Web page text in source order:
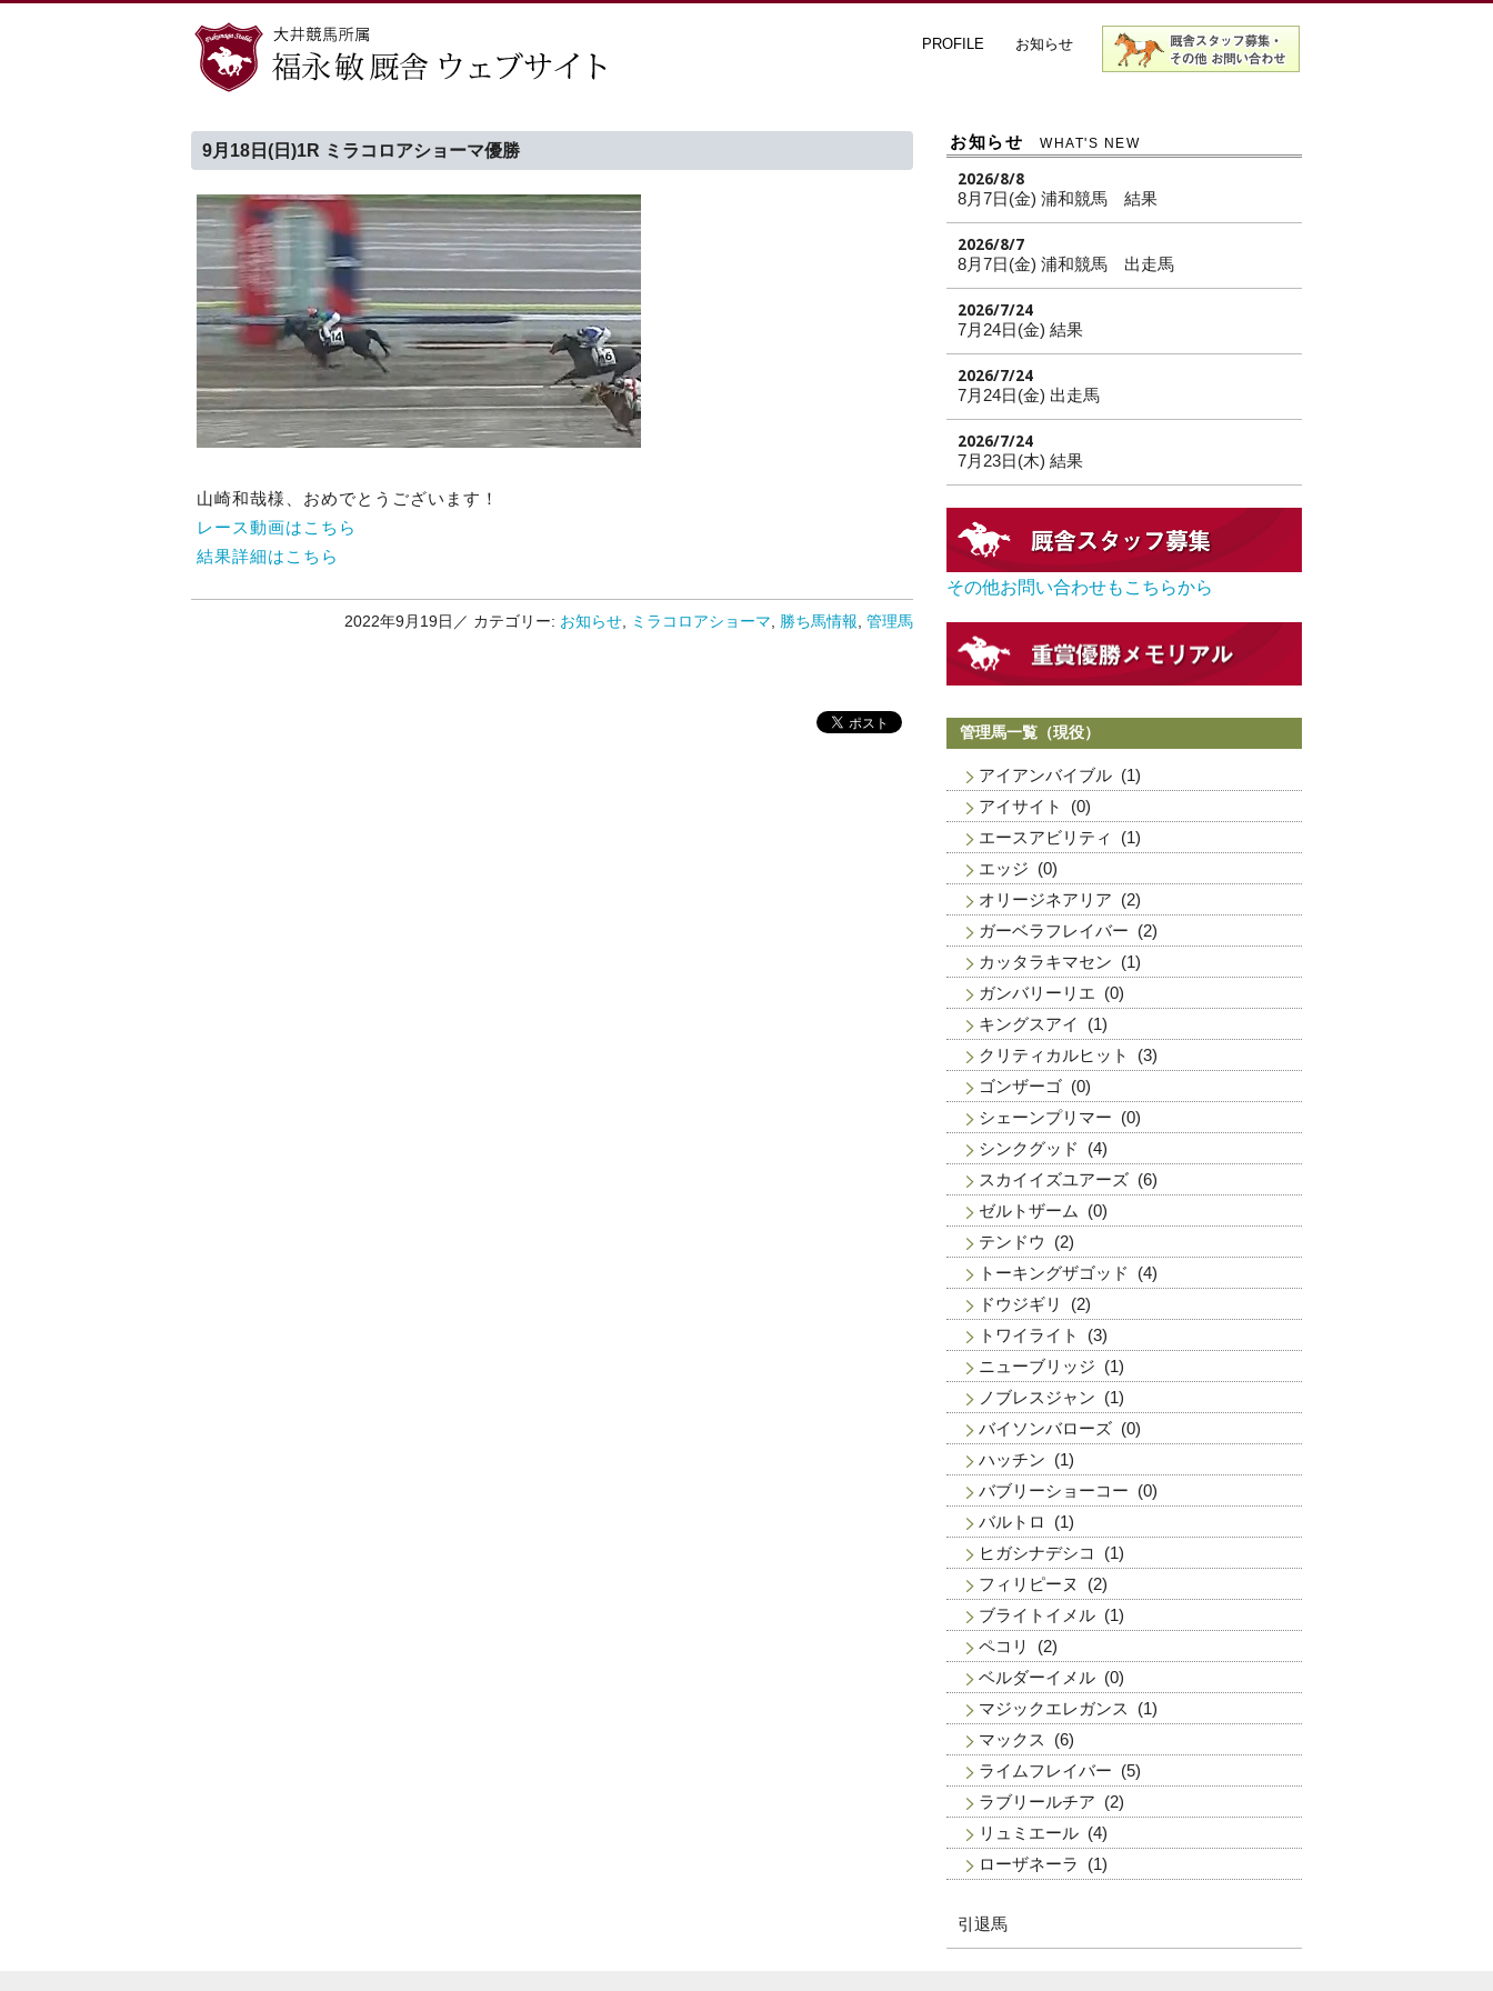
PROFILE お知らせ
9月18日(日)1R ミラコロアショーマ優勝
山崎和哉様、おめでとうございます！
レース動画はこちら
結果詳細はこちら
2022年9月19日／ カテゴリー: お知らせ, ミラコロアショーマ, 勝ち馬情報, 管理馬
お知らせ WHAT'S NEW
2026/8/8
8月7日(金) 浦和競馬 結果
2026/8/7
8月7日(金) 浦和競馬 出走馬
2026/7/24
7月24日(金) 結果
2026/7/24
7月24日(金) 出走馬
2026/7/24
7月23日(木) 結果
その他お問い合わせもこちらから
管理馬一覧（現役）
アイアンバイブル (1)
アイサイト
(0)
エースアビリティ
(1)
エッジ (0)
オリージネアリア (2)
ガーベラフレイバー (2)
カッタラキマセン (1)
ガンバリーリエ (0)
キングスアイ
(1)
クリティカルヒット
(3)
ゴンザーゴ (0)
シェーンプリマー (0)
シンクグッド
(4)
スカイイズユアーズ (6)
ゼルトザーム
(0)
テンドウ
(2)
トーキングザゴッド
(4)
ドウジギリ
(2)
トワイライト
(3)
ニューブリッジ (1)
ノブレスジャン (1)
バイソンバローズ (0)
ハッチン (1)
バブリーショーコー (0)
バルトロ
(1)
ヒガシナデシコ
(1)
フィリピーヌ
(2)
ブライトイメル (1)
ペコリ
(2)
ベルダーイメル (0)
マジックエレガンス
(1)
マックス
(6)
ライムフレイバー (5)
ラブリールチア (2)
リュミエール (4)
ローザネーラ
(1)
引退馬